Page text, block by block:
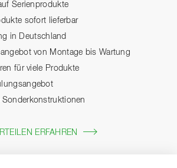
Serienprodukte
sofort lieferbar
in Deutschland
von Montage bis Wartung
für viele Produkte
ERFAHREN